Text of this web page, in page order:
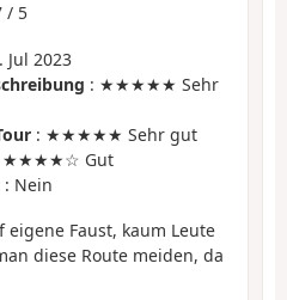
/ 5
Jul 2023
: ★★★★★ Sehr
: ★★★★★ Sehr gut
★★★★☆ Gut
: Nein
Faust, kaum Leute
diese Route meiden, da